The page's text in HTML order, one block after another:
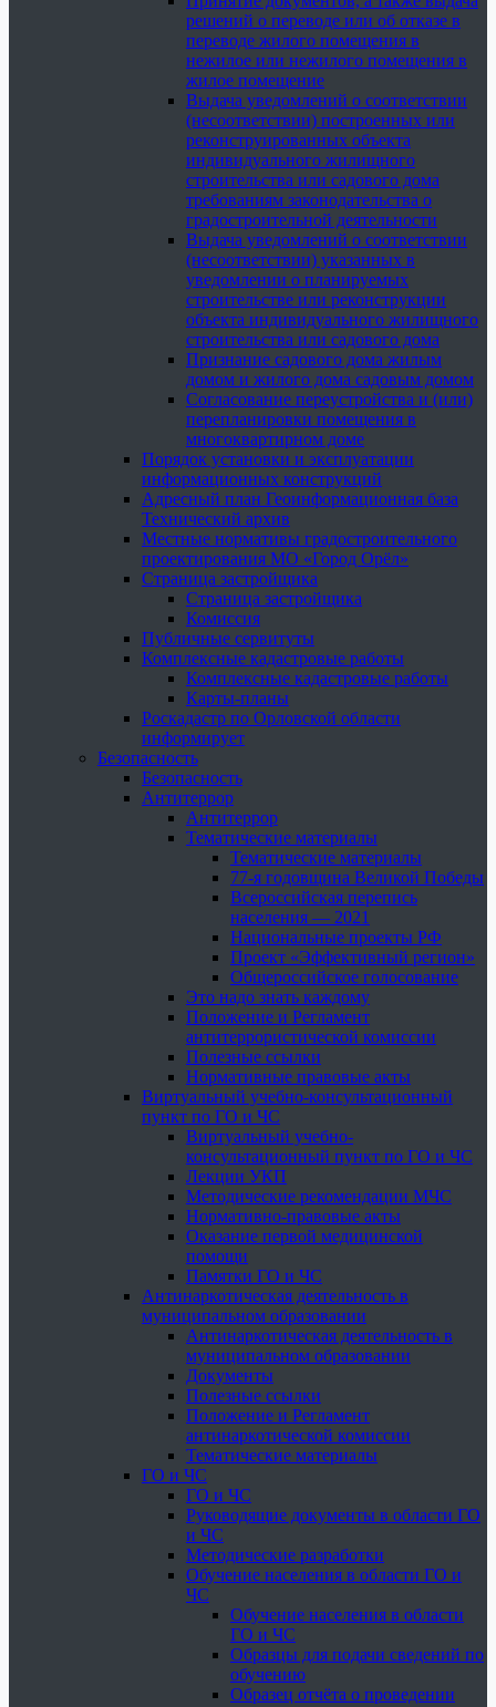
решений о переводе или об отказе в
переводе жилого помещения в
нежилое или нежилого помещения в
жилое помещение
Выдача уведомлений о соответствии
(несоответствии) построенных или
реконструированных объекта
индивидуального жилищного
строительства или садового дома
требованиям законодательства о
градостроительной деятельности
Выдача уведомлений о соответствии
(несоответствии) указанных в
уведомлении о планируемых
строительстве или реконструкции
объекта индивидуального жилищного
строительства или садового дома
Признание садового дома жилым
домом и жилого дома садовым домом
Согласование переустройства и (или)
перепланировки помещения в
многоквартирном доме
Порядок установки и эксплуатации
информационных конструкций
Адресный план Геоинформационная база
Технический архив
Местные нормативы градостроительного
проектирования МО «Город Орёл»
Страница застройщика
Страница застройщика
Комиссия
Публичные сервитуты
Комплексные кадастровые работы
Комплексные кадастровые работы
Карты-планы
Роскадастр по Орловской области
информирует
Безопасность
Безопасность
Антитеррор
Антитеррор
Тематические материалы
Тематические материалы
77-я годовщина Великой Победы
Всероссийская перепись
населения — 2021
Национальные проекты РФ
Проект «Эффективный регион»
Общероссийское голосование
Это надо знать каждому
Положение и Регламент
антитеррористической комиссии
Полезные ссылки
Нормативные правовые акты
Виртуальный учебно-консультационный
пункт по ГО и ЧС
Виртуальный учебно-
консультационный пункт по ГО и ЧС
Лекции УКП
Методические рекомендации МЧС
Нормативно-правовые акты
Оказание первой медицинской
помощи
Памятки ГО и ЧС
Антинаркотическая деятельность в
муниципальном образовании
Антинаркотическая деятельность в
муниципальном образовании
Документы
Полезные ссылки
Положение и Регламент
антинаркотической комиссии
Тематические материалы
ГО и ЧС
ГО и ЧС
Руководящие документы в области ГО
и ЧС
Методические разработки
Обучение населения в области ГО и
ЧС
Обучение населения в области
ГО и ЧС
Образцы для подачи сведений по
обучению
Образец отчёта о проведении